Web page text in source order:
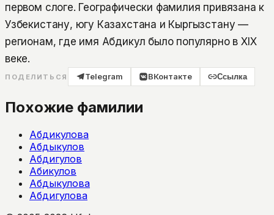
первом слоге. Географически фамилия привязана к
Узбекистану, югу Казахстана и Кыргызстану —
регионам, где имя Абдикул было популярно в XIX
веке.
ПОДЕЛИТЬСЯ Telegram ВКонтакте Ссылка
Похожие фамилии
Абдикулова
Абдыкулов
Абдигулов
Абикулов
Абдыкулова
Абдигулова